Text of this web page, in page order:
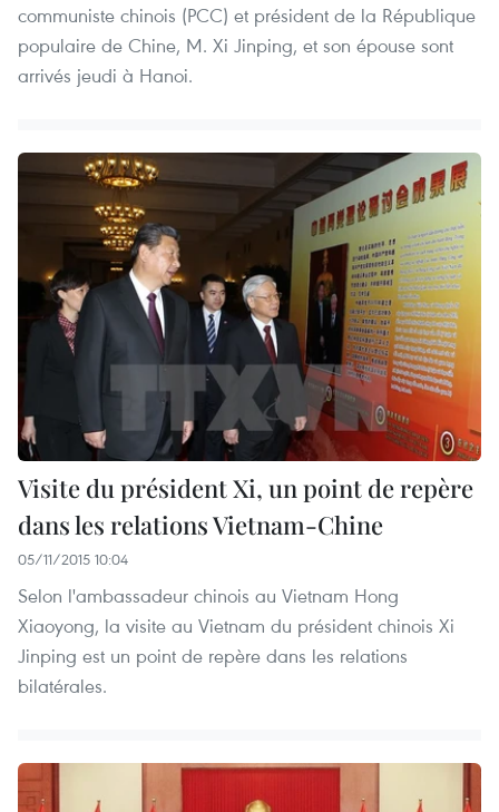
communiste chinois (PCC) et président de la République
populaire de Chine, M. Xi Jinping, et son épouse sont
arrivés jeudi à Hanoi.
Visite du président Xi, un point de repère
dans les relations Vietnam-Chine
05/11/2015 10:04
Selon l'ambassadeur chinois au Vietnam Hong
Xiaoyong, la visite au Vietnam du président chinois Xi
Jinping est un point de repère dans les relations
bilatérales.